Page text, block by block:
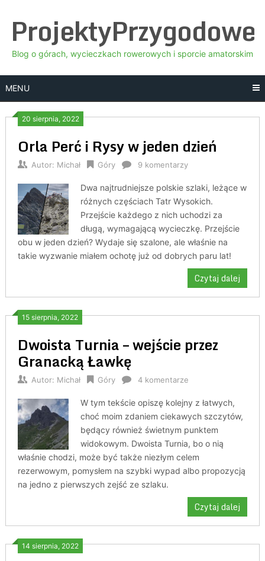
contentProjektyPrzygodowe
Blog o górach, wycieczkach rowerowych i sporcie amatorskim
MENU
20 sierpnia, 2022
Orla Perć i Rysy w jeden dzień
Autor: Michał Góry 9 komentarzy
Dwa najtrudniejsze polskie szlaki, leżące w
różnych częściach Tatr Wysokich.
Przejście każdego z nich uchodzi za
długą, wymagającą wycieczkę. Przejście
obu w jeden dzień? Wydaje się szalone, ale właśnie na
takie wyzwanie miałem ochotę już od dobrych paru lat!
Czytaj dalej
15 sierpnia, 2022
Dwoista Turnia – wejście przez
Granacką Ławkę
Autor: Michał Góry 4 komentarze
W tym tekście opiszę kolejny z łatwych,
choć moim zdaniem ciekawych szczytów,
będący również świetnym punktem
widokowym. Dwoista Turnia, bo o nią
właśnie chodzi, może być także niezłym celem
rezerwowym, pomysłem na szybki wypad albo propozycją
na jedno z pierwszych zejść ze szlaku.
Czytaj dalej
14 sierpnia, 2022